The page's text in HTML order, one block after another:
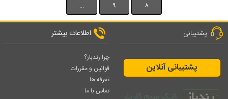
8
9
...
پشتیبانی
پشتیبانی آنلاین
اطلاعات بیشتر
چرا رندباز؟
قوانین و مقررات
تعرفه ها
تماس با ما